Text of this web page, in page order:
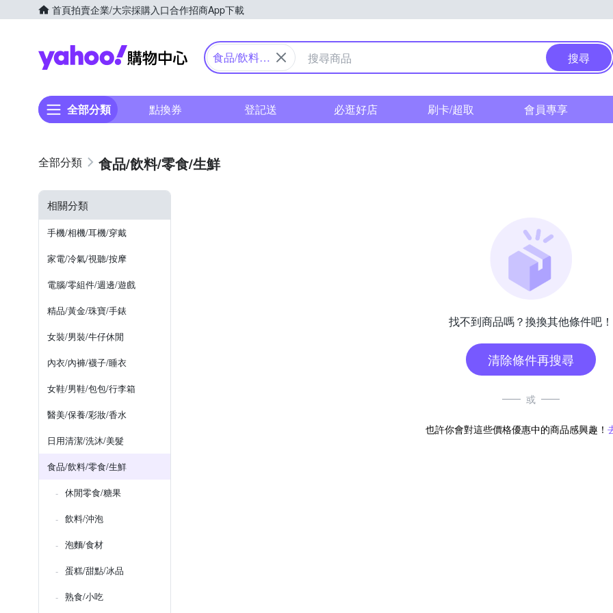
首頁拍賣企業/大宗採購入口合作招商App下載
Yahoo購物中心
食品/飲料/
搜尋
全部分類 點換券 登記送 必逛好店 刷卡/超取 會員專享
食品/飲料/零食/生鮮
相關分類
手機/相機/耳機/穿戴
家電/冷氣/視聽/按摩
電腦/零組件/週邊/遊戲
精品/黃金/珠寶/手錶
女裝/男裝/牛仔休閒
內衣/內褲/襪子/睡衣
女鞋/男鞋/包包/行李箱
醫美/保養/彩妝/香水
日用清潔/洗沐/美髮
食品/飲料/零食/生鮮
休閒零食/糖果
飲料/沖泡
泡麵/食材
蛋糕/甜點/冰品
熟食/小吃
找不到商品嗎？換換其他條件吧！
清除條件再搜尋
或
也許你會對這些價格優惠中的商品感興趣！